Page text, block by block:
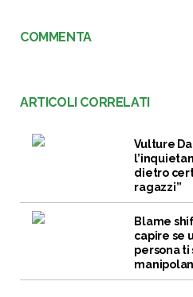
COMMENTA
ARTICOLI CORRELATI
Vulture
dietro
ragazzi”
Blame
capire se
persona ti